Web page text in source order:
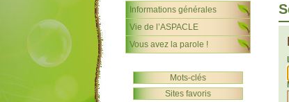
Informations générales
Vie de l’ASPACLE
Vous avez la parole !
Mots-clés
Sites favoris